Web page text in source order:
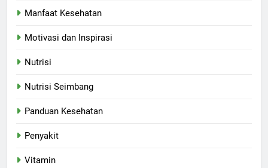
Manfaat Kesehatan
Motivasi dan Inspirasi
Nutrisi
Nutrisi Seimbang
Panduan Kesehatan
Penyakit
Vitamin